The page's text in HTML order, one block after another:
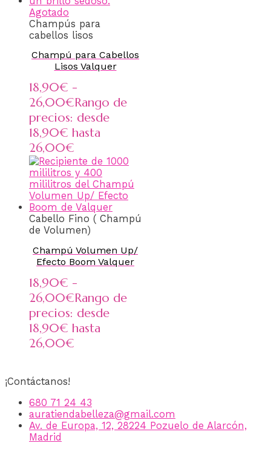
Agotado
Champús para
cabellos lisos
Champú para Cabellos
Lisos Valquer
18,90€ -
26,00€Rango de
precios: desde
18,90€ hasta
26,00€
Cabello Fino ( Champú
de Volumen)
Champú Volumen Up/
Efecto Boom Valquer
18,90€ -
26,00€Rango de
precios: desde
18,90€ hasta
26,00€
¡Contáctanos!
680 71 24 43
auratiendabelleza@gmail.com
Av. de Europa, 12, 28224 Pozuelo de Alarcón,
Madrid